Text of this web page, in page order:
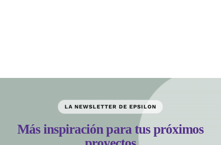
LA NEWSLETTER DE EPSILON
Más inspiración para tus próximos